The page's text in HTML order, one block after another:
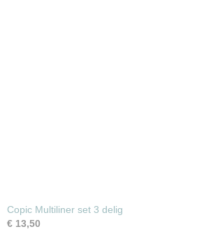
Copic Multiliner set 3 delig
€ 13,50